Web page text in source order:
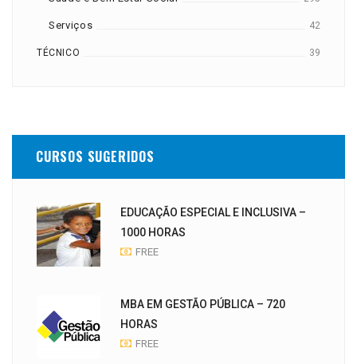
Serviços 42
TÉCNICO 39
CURSOS SUGERIDOS
EDUCAÇÃO ESPECIAL E INCLUSIVA –
1000 HORAS
FREE
MBA EM GESTÃO PÚBLICA – 720
HORAS
FREE